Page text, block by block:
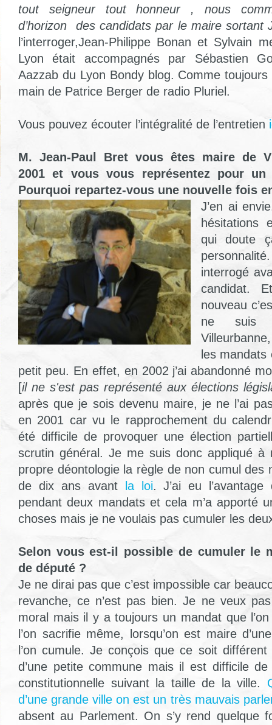
tout seigneur tout honneur , nous
d’horizon des candidats par le maire sortant
l’interroger,Jean-Philippe Bonan et Sylvain
Lyon était accompagnés par Sébastien
Aazzab du Lyon Bondy blog. Comme
main de Patrice Berger de radio Pluriel.
Vous pouvez écouter l’intégralité de l’entretien
M. Jean-Paul Bret vous êtes maire de
2001 et vous vous représentez pour un
Pourquoi repartez-vous une nouvelle fois
J’en ai
hésitations
qui doute
interrogé
candidat.
nouveau
ne suis
les mandats
petit peu. En effet, en 2002 j’ai abandonné
[il ne s'est pas représenté aux élections
après que je sois devenu maire, je ne l’ai
en 2001 car vu le rapprochement du
été difficile de provoquer une élection
scrutin général. Je me suis donc appliqué à
propre déontologie la règle de non cumul des
de dix ans avant
la loi. J’ai eu l’avantage
pendant deux mandats et cela m’a apporté
choses mais je ne voulais pas cumuler les
Selon vous est-il possible de cumuler le
de député ?
Je ne dirai pas que c’est impossible car
revanche, ce n’est pas bien. Je ne veux
moral mais il y a toujours un mandat que
l’on sacrifie même, lorsqu’on est maire
l’on cumule. Je conçois que ce soit
d’une petite commune mais il est difficile
constitutionnelle suivant la taille de la ville.
d’une grande ville on est un très mauvais
absent au Parlement. On s’y rend quelque